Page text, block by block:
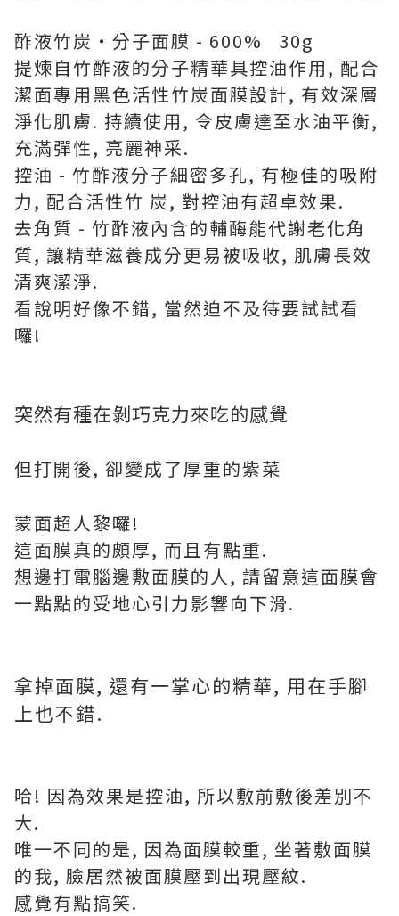
酢液竹炭‧分子面膜 - 600% 30g
提煉自竹酢液的分子精華具控油作用, 配合
潔面專用黑色活性竹炭面膜設計, 有效深層
淨化肌膚. 持續使用, 令皮膚達至水油平衡,
充滿彈性, 亮麗神采.
控油 - 竹酢液分子細密多孔, 有極佳的吸附
力, 配合活性竹 炭, 對控油有超卓效果.
去角質 - 竹酢液內含的輔酶能代謝老化角
質, 讓精華滋養成分更易被吸收, 肌膚長效
清爽潔淨.
看說明好像不錯, 當然迫不及待要試試看
囉!
突然有種在剝巧克力來吃的感覺
但打開後, 卻變成了厚重的紫菜
蒙面超人黎囉!
這面膜真的頗厚, 而且有點重.
想邊打電腦邊敷面膜的人, 請留意這面膜會
一點點的受地心引力影響向下滑.
拿掉面膜, 還有一掌心的精華, 用在手腳
上也不錯.
哈! 因為效果是控油, 所以敷前敷後差別不
大.
唯一不同的是, 因為面膜較重, 坐著敷面膜
的我, 臉居然被面膜壓到出現壓紋.
感覺有點搞笑.